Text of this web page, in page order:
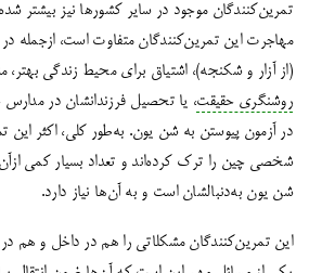
تمرین‌کنندگان موجود در سایر کشورها نیز بیشتر
مهاجرت این تمرین‌کنندگان متفاوت است، ازجمله
(از آزار و شکنجه)، اشتیاق برای محیط زندگی
روشنگری حقیقت، یا تحصیل فرزندانشان در
در آزمون پیوستن به شن یون. به‌طور کلی، اکثر این
شخصی چین را ترک کرده‌اند و تعداد بسیار کمی
شن یون به‌دنبالشان است و به آن‌ها نیاز دارد.
این تمرین‌کنندگان مشکلاتی را هم در داخل و هم در